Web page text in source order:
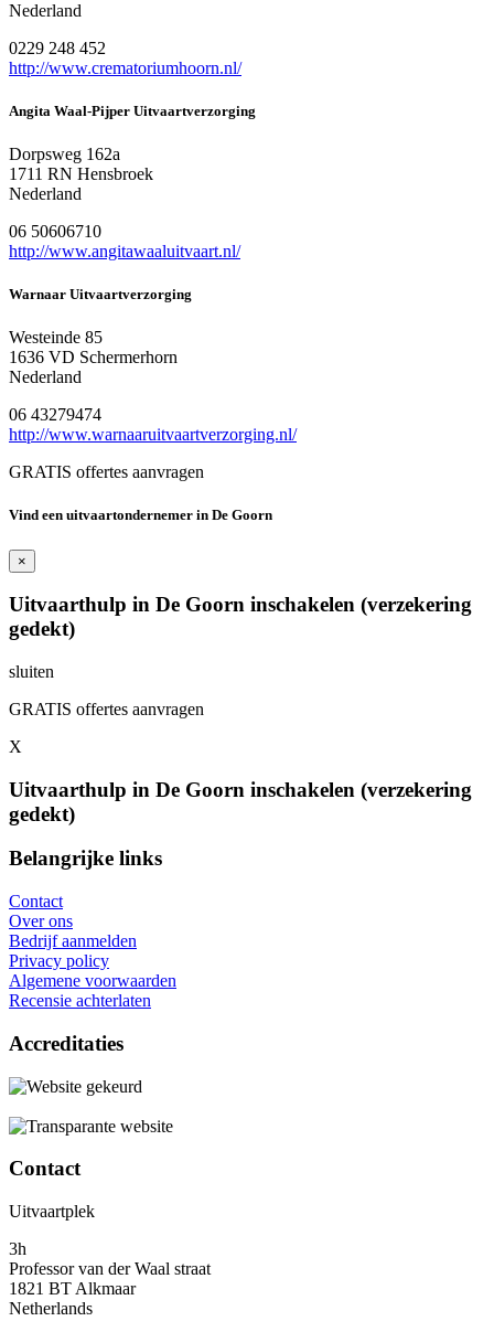
Nederland
0229 248 452
http://www.crematoriumhoorn.nl/
Angita Waal-Pijper Uitvaartverzorging
Dorpsweg 162a
1711 RN Hensbroek
Nederland
06 50606710
http://www.angitawaaluitvaart.nl/
Warnaar Uitvaartverzorging
Westeinde 85
1636 VD Schermerhorn
Nederland
06 43279474
http://www.warnaaruitvaartverzorging.nl/
GRATIS offertes aanvragen
Vind een uitvaartondernemer in De Goorn
×
Uitvaarthulp in De Goorn inschakelen (verzekering
gedekt)
sluiten
GRATIS offertes aanvragen
X
Uitvaarthulp in De Goorn inschakelen (verzekering
gedekt)
Belangrijke links
Contact
Over ons
Bedrijf aanmelden
Privacy policy
Algemene voorwaarden
Recensie achterlaten
Accreditaties
Contact
Uitvaartplek
3h
Professor van der Waal straat
1821 BT Alkmaar
Netherlands